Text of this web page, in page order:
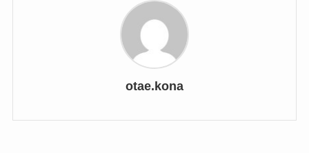
otae.kona